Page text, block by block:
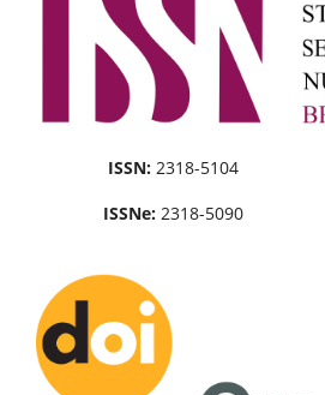
ISSN: 2318-5104
ISSNe: 2318-5090